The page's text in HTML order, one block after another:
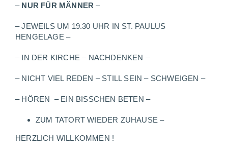
– NUR FÜR MÄNNER –
– JEWEILS UM 19.30 UHR IN ST. PAULUS
HENGELAGE –
– IN DER KIRCHE – NACHDENKEN –
– NICHT VIEL REDEN – STILL SEIN – SCHWEIGEN –
– HÖREN – EIN BISSCHEN BETEN –
ZUM TATORT WIEDER ZUHAUSE –
HERZLICH WILLKOMMEN !